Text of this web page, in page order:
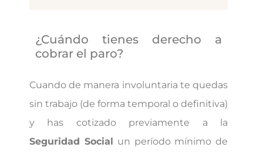
¿Cuándo tienes derecho a
cobrar el paro?
Cuando de manera involuntaria te quedas
sin trabajo (de forma temporal o definitiva)
y has cotizado previamente a la
Seguridad Social un período mínimo de